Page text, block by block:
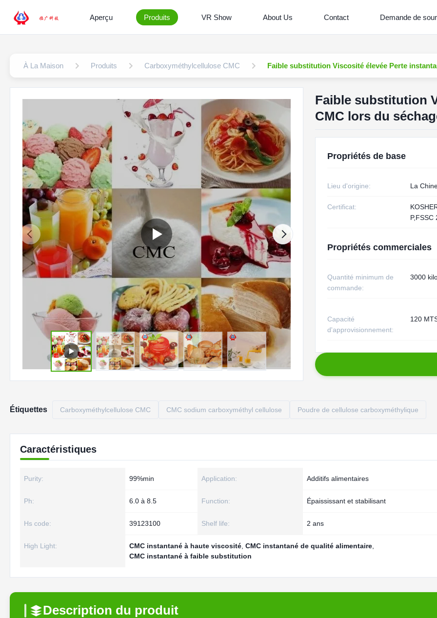
Aperçu Produits VR Show About Us Contact Demande de
À La Maison Produits Carboxyméthylcellulose CMC Faible substitution Viscosité élevée Perte
Faible substitution
CMC lors du
Propriétés de base
Lieu d'origine: La
Certificat:
P,FSSC
Propriétés commerciales
Quantité minimum de
commande:
3000
Capacité
d'approvisionnement:
120
Étiquettes Carboxyméthylcellulose CMC CMC sodium carboxyméthyl cellulose Poudre de cellulose carboxyméthylique
Caractéristiques
Purity: 99%min Application: Additifs alimentaires
Ph: 6.0 à 8.5 Function: Épaississant et stabilisant
Hs code: 39123100 Shelf life: 2 ans
High Light: CMC instantané à haute viscosité CMC instantané de qualité alimentaire
CMC instantané à faible substitution
Description du produit